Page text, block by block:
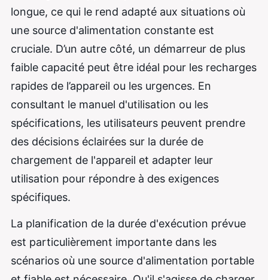
longue, ce qui le rend adapté aux situations où
une source d'alimentation constante est
cruciale. D’un autre côté, un démarreur de plus
faible capacité peut être idéal pour les recharges
rapides de l’appareil ou les urgences. En
consultant le manuel d'utilisation ou les
spécifications, les utilisateurs peuvent prendre
des décisions éclairées sur la durée de
chargement de l'appareil et adapter leur
utilisation pour répondre à des exigences
spécifiques.
La planification de la durée d'exécution prévue
est particulièrement importante dans les
scénarios où une source d'alimentation portable